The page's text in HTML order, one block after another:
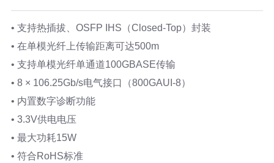
• 支持热插拔、OSFP IHS（Closed-Top）封装
• 在单模光纤上传输距离可达500m
• 支持单模光纤单通道100GBASE传输
• 8 × 106.25Gb/s电气接口（800GAUI-8）
• 内置数字诊断功能
• 3.3V供电电压
• 最大功耗15W
• 符合RoHS标准